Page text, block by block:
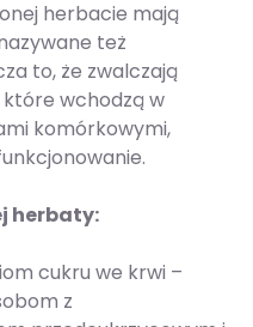
herbacie mają
też
to, że zwalczają
wchodzą w
komórkowymi,
herbaty:
cukru we krwi –
z